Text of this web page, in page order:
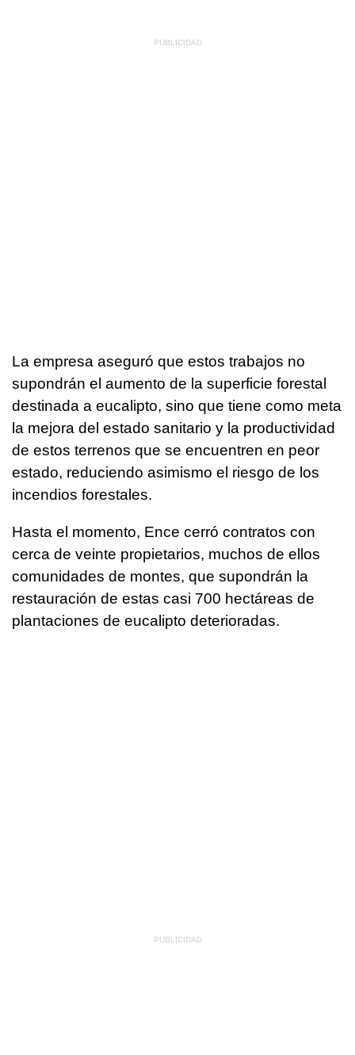
La empresa aseguró que estos trabajos no
supondrán el aumento de la superficie forestal
destinada a eucalipto, sino que tiene como meta
la mejora del estado sanitario y la productividad
de estos terrenos que se encuentren en peor
estado, reduciendo asimismo el riesgo de los
incendios forestales.
Hasta el momento, Ence cerró contratos con
cerca de veinte propietarios, muchos de ellos
comunidades de montes, que supondrán la
restauración de estas casi 700 hectáreas de
plantaciones de eucalipto deterioradas.